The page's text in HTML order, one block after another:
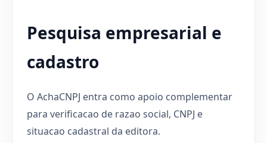
Pesquisa empresarial e
cadastro
O AchaCNPJ entra como apoio complementar
para verificacao de razao social, CNPJ e
situacao cadastral da editora.